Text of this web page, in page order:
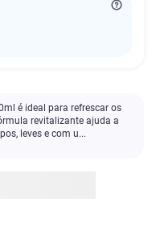
é ideal para refrescar os
revitalizante ajuda a
leves e com u...